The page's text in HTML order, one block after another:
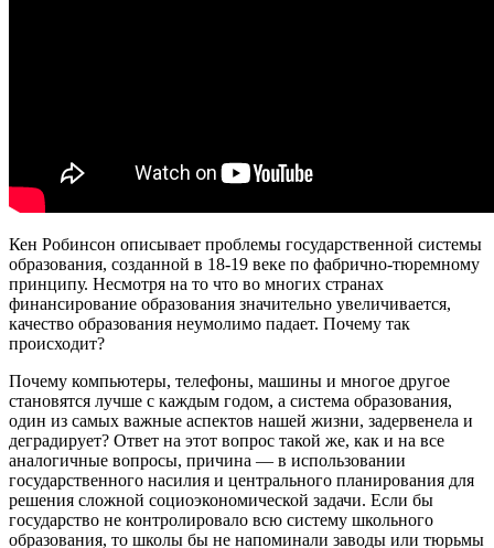
Кен Робинсон описывает проблемы государственной системы
образования, созданной в 18-19 веке по фабрично-тюремному
принципу. Несмотря на то что во многих странах
финансирование образования значительно увеличивается,
качество образования неумолимо падает. Почему так
происходит?
Почему компьютеры, телефоны, машины и многое другое
становятся лучше с каждым годом, а система образования,
один из самых важные аспектов нашей жизни, задервенела и
деградирует? Ответ на этот вопрос такой же, как и на все
аналогичные вопросы, причина — в использовании
государственного насилия и центрального планирования для
решения сложной социоэкономической задачи. Если бы
государство не контролировало всю систему школьного
образования, то школы бы не напоминали заводы или тюрьмы